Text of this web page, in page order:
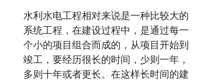
水利水电工程相对来说是一种比较大的
系统工程，在建设过程中，是通过每一
个小的项目组合而成的，从项目开始到
竣工，要经历很长的时间，少则一年，
多则十年或者更长。在这样长时间的建